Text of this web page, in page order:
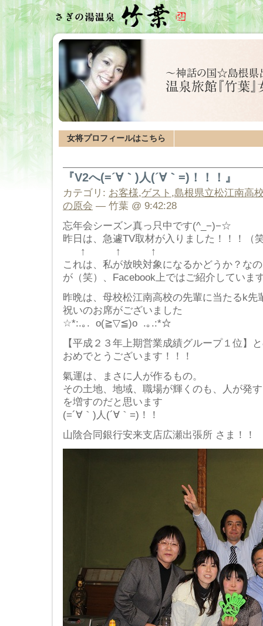
女将プロフィールはこちら
『V2へ(=´∀｀)人(´∀｀=)！！！』
カテゴリ: お客様,ゲスト ,島根県立松江南高
の原会 — 竹葉 @ 9:42:28
忘年会シーズン真っ只中です(^_−)−☆
昨日は、急遽TV取材が入りました！！！（
↑ ↑ ↑
これは、私が放映対象になるかどうか？な
が（笑）、Facebook上ではご紹介していま
昨晩は、母校松江南高校の先輩に当たるk先
祝いのお席がございました
☆*:.｡. o(≧▽≦)o .｡.:*☆
【平成２３年上期営業成績グループ１位】
おめでとうございます！！！
氣運は、まさに人が作るもの。
その土地、地域、職場が輝くのも、人が発
を増すのだと思います
(=´∀｀)人(´∀｀=)！！
山陰合同銀行安来支店広瀬出張所 さま！！